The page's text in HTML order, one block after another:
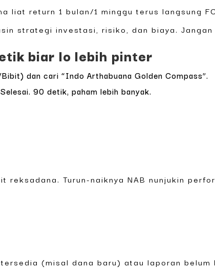
liat return 1 bulan/1 minggu terus langsung
strategi investasi, risiko, dan biaya.
biar lo lebih pinter
dan cari “Indo Arthabuana Golden Compass”.
90 detik, paham lebih banyak.
reksadana. Turun-naiknya NAB nunjukin
(misal dana baru) atau laporan